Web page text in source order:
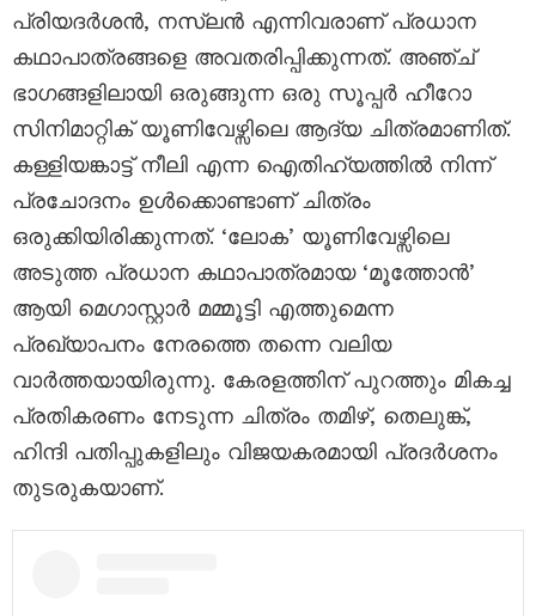
പ്രിയദർശൻ, നസ്‌ലൻ എന്നിവരാണ് പ്രധാന
കഥാപാത്രങ്ങളെ അവതരിപ്പിക്കുന്നത്. അഞ്ച്
ഭാഗങ്ങളിലായി ഒരുങ്ങുന്ന ഒരു സൂപ്പർ ഹീറോ
സിനിമാറ്റിക് യൂണിവേഴ്സിലെ ആദ്യ ചിത്രമാണിത്.
കള്ളിയങ്കാട്ട് നീലി എന്ന ഐതിഹ്യത്തിൽ നിന്ന്
പ്രചോദനം ഉൾക്കൊണ്ടാണ് ചിത്രം
ഒരുക്കിയിരിക്കുന്നത്. ‘ലോക’ യൂണിവേഴ്സിലെ
അടുത്ത പ്രധാന കഥാപാത്രമായ ‘മൂത്തോൻ’
ആയി മെഗാസ്റ്റാർ മമ്മൂട്ടി എത്തുമെന്ന
പ്രഖ്യാപനം നേരത്തെ തന്നെ വലിയ
വാർത്തയായിരുന്നു. കേരളത്തിന് പുറത്തും മികച്ച
പ്രതികരണം നേടുന്ന ചിത്രം തമിഴ്, തെലുങ്ക്,
ഹിന്ദി പതിപ്പുകളിലും വിജയകരമായി പ്രദർശനം
തുടരുകയാണ്.